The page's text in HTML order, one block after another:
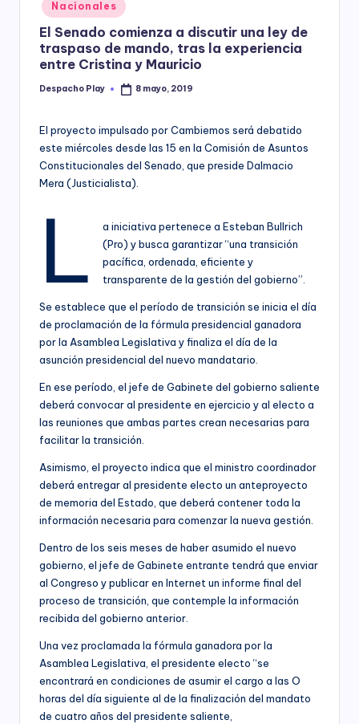
y
in
Nacionales
El Senado comienza a discutir una ley de
traspaso de mando, tras la experiencia
entre Cristina y Mauricio
Posted
Despacho Play 8 mayo, 2019
El proyecto impulsado por Cambiemos será debatido
este miércoles desde las 15 en la Comisión de Asuntos
Constitucionales del Senado, que preside Dalmacio
Mera (Justicialista).
L
a iniciativa pertenece a Esteban Bullrich
(Pro) y busca garantizar “una transición
pacífica, ordenada, eficiente y
transparente de la gestión del gobierno”.
Se establece que el período de transición se inicia el día
de proclamación de la fórmula presidencial ganadora
por la Asamblea Legislativa y finaliza el día de la
asunción presidencial del nuevo mandatario.
En ese período, el jefe de Gabinete del gobierno saliente
deberá convocar al presidente en ejercicio y al electo a
las reuniones que ambas partes crean necesarias para
facilitar la transición.
Asimismo, el proyecto indica que el ministro coordinador
deberá entregar al presidente electo un anteproyecto
de memoria del Estado, que deberá contener toda la
información necesaria para comenzar la nueva gestión.
Dentro de los seis meses de haber asumido el nuevo
gobierno, el jefe de Gabinete entrante tendrá que enviar
al Congreso y publicar en Internet un informe final del
proceso de transición, que contemple la información
recibida del gobierno anterior.
Una vez proclamada la fórmula ganadora por la
Asamblea Legislativa, el presidente electo “se
encontrará en condiciones de asumir el cargo a las O
horas del día siguiente al de la finalización del mandato
de cuatro años del presidente saliente,